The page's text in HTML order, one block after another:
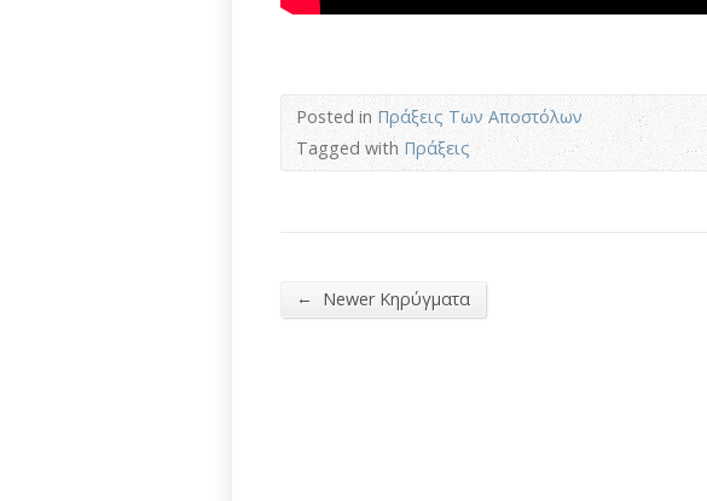
Posted inΠράξεις Των Αποστόλων
Tagged withΠράξεις
← Newer Κηρύγματα